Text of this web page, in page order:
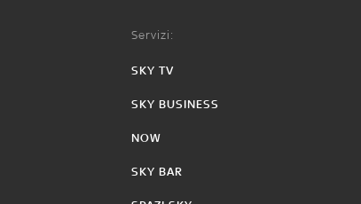
Servizi:
SKY TV
SKY BUSINESS
NOW
SKY BAR